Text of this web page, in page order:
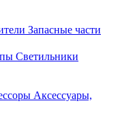
Запасные части
Светильники
Аксессуары,